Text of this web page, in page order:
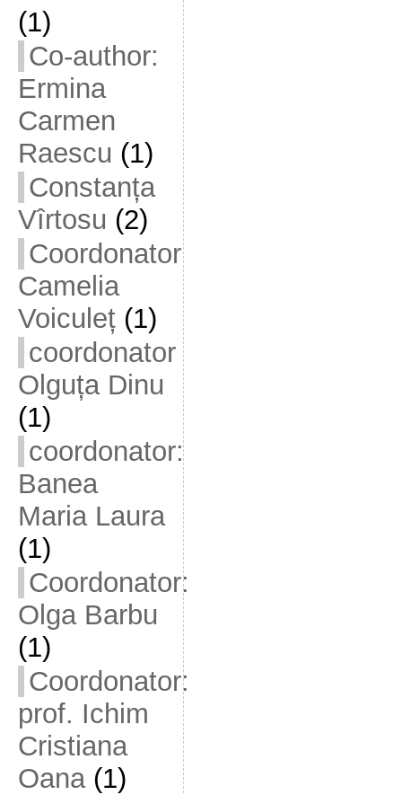
(1)
Co-author:
Ermina
Carmen
Raescu (1)
Constanța
Vîrtosu (2)
Coordonator
Camelia
Voiculeț(1)
coordonator
Olguța Dinu
(1)
coordonator:
Banea
Maria Laura
(1)
Coordonator:
Olga Barbu
(1)
Coordonator:
prof. Ichim
Cristiana
Oana(1)